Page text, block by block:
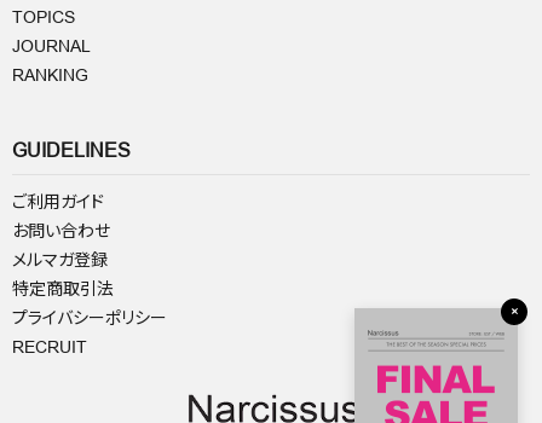
×
TOPICS
JOURNAL
RANKING
GUIDELINES
ご利用ガイド
お問い合わせ
メルマガ登録
特定商取引法
プライバシーポリシー
RECRUIT